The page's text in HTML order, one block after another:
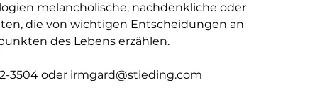
melancholische, nachdenkliche oder
die von wichtigen Entscheidungen an
des Lebens erzählen.
3504 oder irmgard@stieding.com